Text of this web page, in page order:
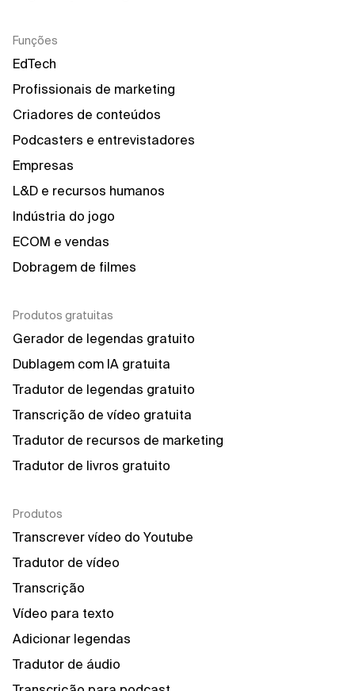
Funções
EdTech
Profissionais de marketing
Criadores de conteúdos
Podcasters e entrevistadores
Empresas
L&D e recursos humanos
Indústria do jogo
ECOM e vendas
Dobragem de filmes
Produtos gratuitas
Gerador de legendas gratuito
Dublagem com IA gratuita
Tradutor de legendas gratuito
Transcrição de vídeo gratuita
Tradutor de recursos de marketing
Tradutor de livros gratuito
Produtos
Transcrever vídeo do Youtube
Tradutor de vídeo
Transcrição
Vídeo para texto
Adicionar legendas
Tradutor de áudio